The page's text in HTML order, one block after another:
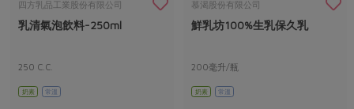
四方乳品工業股份有限公司
乳清氣泡飲料-250ml
250 C.C.
奶素 常溫
慕渴股份有限公司
鮮乳坊100%生乳保久乳
200毫升/瓶
奶素 常溫